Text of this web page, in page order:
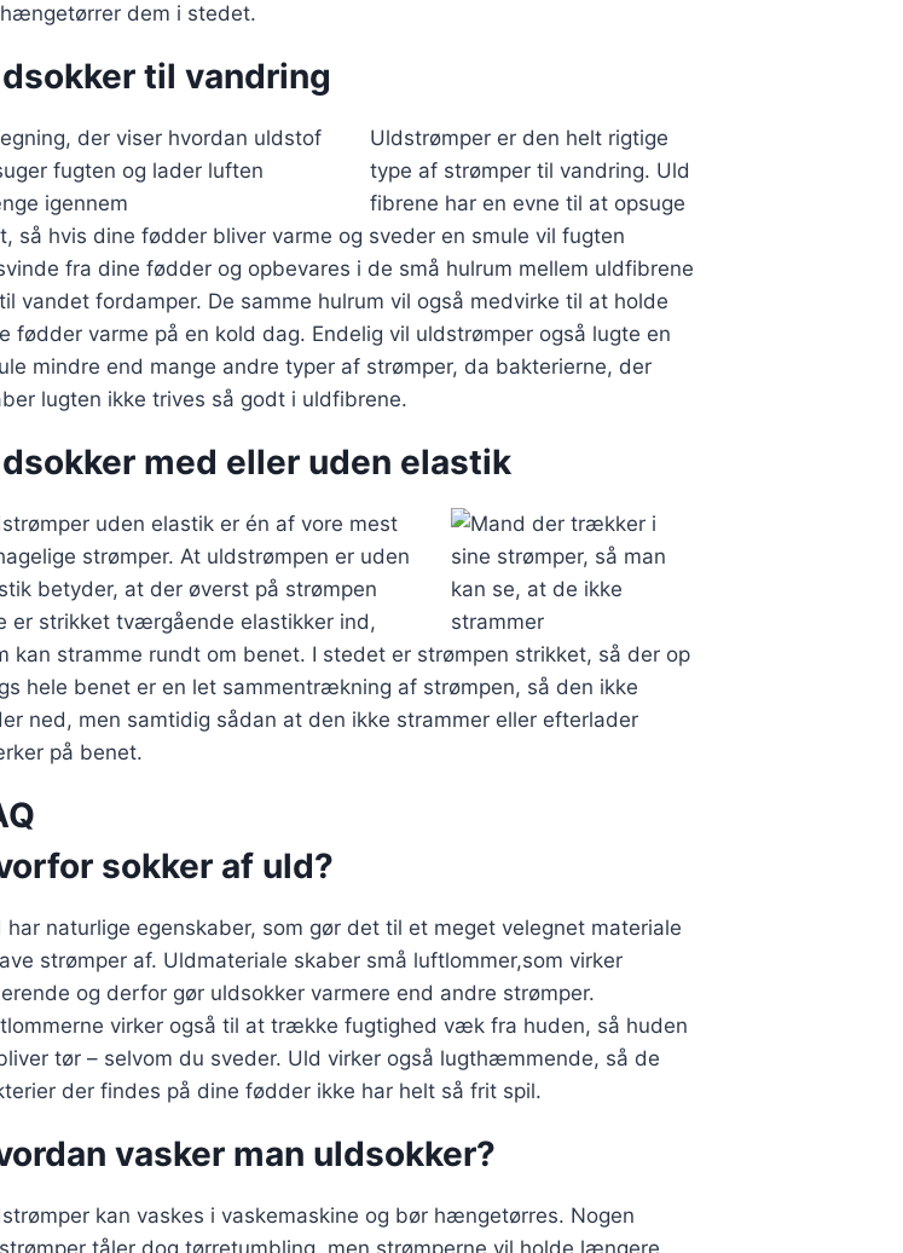
dem i stedet.
til vandring
Uldstrømper er den helt rigtige
type af strømper til vandring. Uld
fibrene har en evne til at opsuge
så hvis dine fødder bliver varme og sveder en smule vil fugten
fra dine fødder og opbevares i de små hulrum mellem uldfibrene
vandet fordamper. De samme hulrum vil også medvirke til at holde
fødder varme på en kold dag. Endelig vil uldstrømper også lugte en
mindre end mange andre typer af strømper, da bakterierne, der
lugten ikke trives så godt i uldfibrene.
med eller uden elastik
uden elastik er én af vore mest
strømper. At uldstrømpen er uden
betyder, at der øverst på strømpen
er strikket tværgående elastikker ind,
kan stramme rundt om benet. I stedet er strømpen strikket, så der op
hele benet er en let sammentrækning af strømpen, så den ikke
ned, men samtidig sådan at den ikke strammer eller efterlader
på benet.
sokker af uld?
har naturlige egenskaber, som gør det til et meget velegnet materiale
strømper af. Uldmateriale skaber små luftlommer,som virker
og derfor gør uldsokker varmere end andre strømper.
virker også til at trække fugtighed væk fra huden, så huden
tør – selvom du sveder. Uld virker også lugthæmmende, så de
der findes på dine fødder ikke har helt så frit spil.
vasker man uldsokker?
kan vaskes i vaskemaskine og bør hængetørres. Nogen